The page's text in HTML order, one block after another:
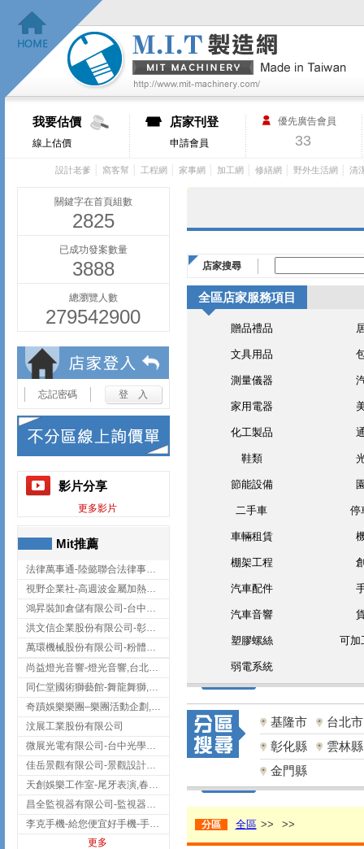
我要估價
線上估價
店家刊登
申請會員
優先廣告會員
33
設計老爹 窩客幫 工程網 家事網 加工網 修繕網 野外生活網 清
關鍵字在首頁組數
2825
已成功發案數量
3888
總瀏覽人數
279542900
忘記密碼
影片分享
更多影片
Mit推薦
法律萬事通-陸懿聯合法律事務所
視野企業社-高週波金屬加熱設備,彰化高週波金屬加熱設備
鴻昇裝卸倉儲有限公司-台中貨櫃裝卸
洪文信企業股份有限公司-彰化鋅合金鑄造,彰化五金加工,彰化五金配件
萬環機械股份有限公司-粉體塗裝設備,輸送機,輸送機設備,台南輸送機
尚益燈光音響-燈光音響,台北燈光音響,台北燈光音響出租
同仁堂國術獅藝館-舞龍舞獅,台中舞龍舞獅
奇蹟娛樂樂團–樂團活動企劃,台中樂團表演,台中婚禮樂團
汶展工業股份有限公司
微展光電有限公司-台中光學鍍膜,optical filter taiwan,台灣光學鍍膜
佳岳景觀有限公司-景觀設計公司,台北景觀設計,台北景觀工程,中山區景觀設計
天創娛樂工作室-尾牙表演,春酒表演,板橋尾牙表演
昌全監視器有限公司-監視器安裝,高雄監視器安裝,鳳山區監視器安裝
李克手機-給您便宜好手機-手機收購,屏東手機收購
更多
店家搜尋
全區店家服務項目
贈品禮品
文具用品
測量儀器
家用電器
化工製品
鞋類
節能設備
二手車 停
車輛租賃
棚架工程
汽車配件
汽車音響
塑膠螺絲 可加
弱電系統
基隆市
台北市
彰化縣
雲林縣
金門縣
分區 全區 >> >>